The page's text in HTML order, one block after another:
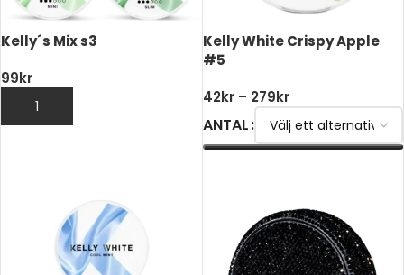
Kelly´s Mix s3
99kr
LÄGG TILL I VARUKORG
Kelly White Crispy Apple
#5
42kr – 279kr
ANTAL